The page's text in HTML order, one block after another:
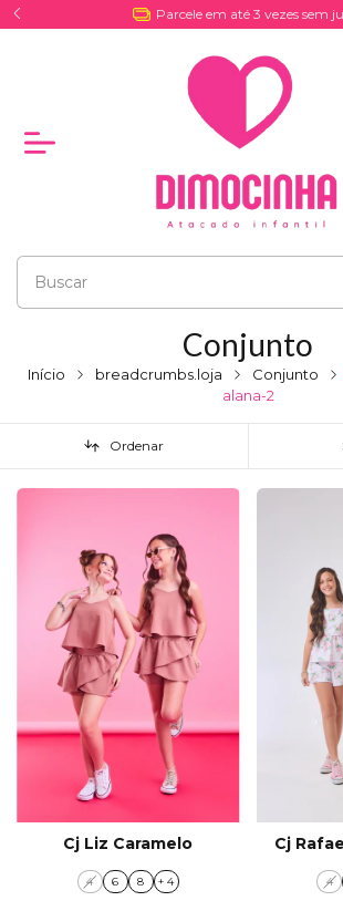
Entrega por Coreios e
Conjunto
Início breadcrumbs.loja Conjunto
alana-2
Ordenar
Cj Liz Caramelo
4 6 8 + 4
Cj
4